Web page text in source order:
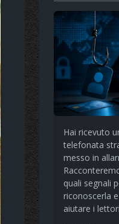
Hai ricevuto
telefonata
messo in
quali segnali
riconoscerla
aiutare i